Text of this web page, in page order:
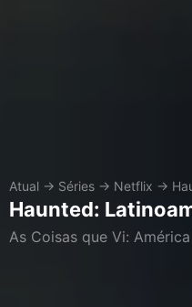
Atual → Séries → Netflix →
Haunted:
As Coisas que Vi: